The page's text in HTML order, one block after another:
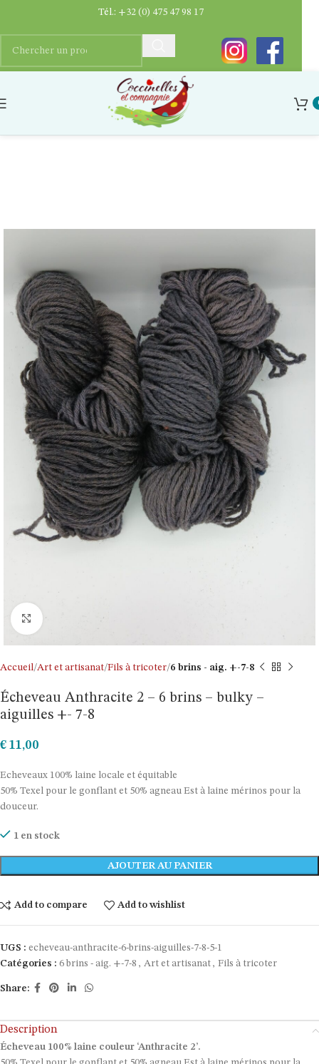
Click to enlarge
Accueil Art et artisanat Fils à tricoter 6 brins - aig. +-7-8
Écheveau Anthracite 2 – 6 brins – bulky –
aiguilles +- 7-8
€ 11,00
Echeveaux 100% laine locale et équitable
50% Texel pour le gonflant et 50% agneau Est à laine mérinos pour la
douceur.
1 en stock
AJOUTER AU PANIER
Add to compare Add to wishlist
UGS : echeveau-anthracite-6-brins-aiguilles-7-8-5-1
Catégories : 6 brins - aig. +-7-8 , Art et artisanat , Fils à tricoter
Share:
Description
Écheveau 100% laine couleur ‘Anthracite 2’.
Tél.: +32 (0) 475 47 98 17